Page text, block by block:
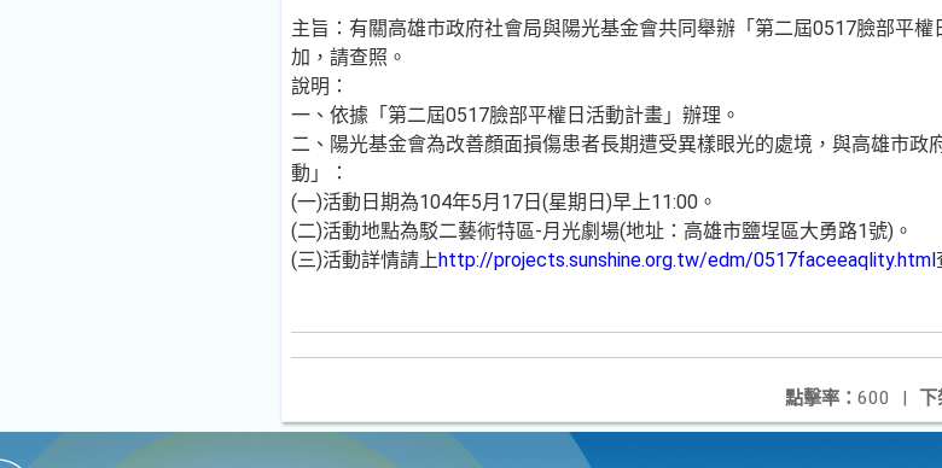
主旨：有關高雄市政府社會局與陽光基金會共同舉辦「第二屆0517臉部平
加，請查照。
說明：
一、依據「第二屆0517臉部平權日活動計畫」辦理。
二、陽光基金會為改善顏面損傷患者長期遭受異樣眼光的處境，與高雄市
動」：
(一)活動日期為104年5月17日(星期日)早上11:00。
(二)活動地點為駁二藝術特區-月光劇場(地址：高雄市鹽埕區大勇路1號)。
(三)活動詳情請上http://projects.sunshine.org.tw/edm/0517faceeaqlity.html
下
點擊率： 600 |